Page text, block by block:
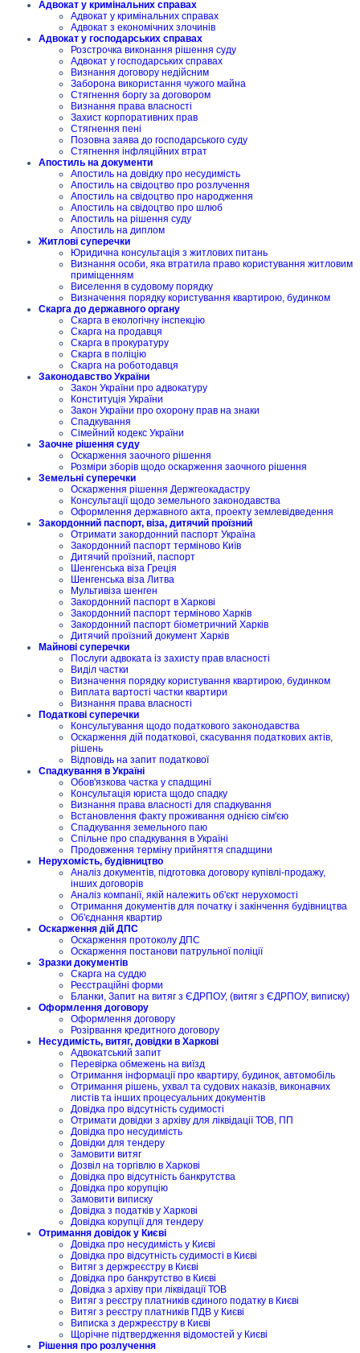
Адвокат у кримінальних справах
Адвокат у кримінальних справах
Адвокат з економічних злочинів
Адвокат у господарських справах
Розстрочка виконання рішення суду
Адвокат у господарських справах
Визнання договору недійсним
Заборона використання чужого майна
Стягнення боргу за договором
Визнання права власності
Захист корпоративних прав
Стягнення пені
Позовна заява до господарського суду
Стягнення інфляційних втрат
Апостиль на документи
Апостиль на довідку про несудимість
Апостиль на свідоцтво про розлучення
Апостиль на свідоцтво про народження
Апостиль на свідоцтво про шлюб
Апостиль на рішення суду
Апостиль на диплом
Житлові суперечки
Юридична консультація з житлових питань
Визнання особи, яка втратила право користування житловим
приміщенням
Виселення в судовому порядку
Визначення порядку користування квартирою, будинком
Скарга до державного органу
Скарга в екологічну інспекцію
Скарга на продавця
Скарга в прокуратуру
Скарга в поліцію
Скарга на роботодавця
Законодавство України
Закон України про адвокатуру
Конституція України
Закон України про охорону прав на знаки
Спадкування
Сімейний кодекс України
Заочне рішення суду
Оскарження заочного рішення
Розміри зборів щодо оскарження заочного рішення
Земельні суперечки
Оскарження рішення Держгеокадастру
Консультації щодо земельного законодавства
Оформлення державного акта, проекту землевідведення
Закордонний паспорт, віза, дитячий проїзний
Отримати закордонний паспорт Україна
Закордонний паспорт терміново Київ
Дитячий проїзний, паспорт
Шенгенська віза Греція
Шенгенська віза Литва
Мультивіза шенген
Закордонний паспорт в Харкові
Закордонний паспорт терміново Харків
Закордонний паспорт біометричний Харків
Дитячий проїзний документ Харків
Майнові суперечки
Послуги адвоката із захисту прав власності
Виділ частки
Визначення порядку користування квартирою, будинком
Виплата вартості частки квартири
Визнання права власності
Податкові суперечки
Консультування щодо податкового законодавства
Оскарження дій податкової, скасування податкових актів,
рішень
Відповідь на запит податкової
Спадкування в Україні
Обов'язкова частка у спадщині
Консультація юриста щодо спадку
Визнання права власності для спадкування
Встановлення факту проживання однією сім'єю
Спадкування земельного паю
Спільне про спадкування в Україні
Продовження терміну прийняття спадщини
Нерухомість, будівництво
Аналіз документів, підготовка договору купівлі-продажу,
інших договорів
Аналіз компанії, якій належить об'єкт нерухомості
Отримання документів для початку і закінчення будівництва
Об'єднання квартир
Оскарження дій ДПС
Оскарження протоколу ДПС
Оскарження постанови патрульної поліції
Зразки документів
Скарга на суддю
Реєстраційні форми
Бланки, Запит на витяг з ЄДРПОУ, (витяг з ЄДРПОУ, виписку)
Оформлення договору
Оформлення договору
Розірвання кредитного договору
Несудимість, витяг, довідки в Харкові
Адвокатський запит
Перевірка обмежень на виїзд
Отримання інформації про квартиру, будинок, автомобіль
Отримання рішень, ухвал та судових наказів, виконавчих
листів та інших процесуальних документів
Довідка про відсутність судимості
Отримати довідки з архіву для ліквідації ТОВ, ПП
Довідка про несудимість
Довідки для тендеру
Замовити витяг
Дозвіл на торгівлю в Харкові
Довідка про відсутність банкрутства
Довідка про корупцію
Замовити виписку
Довідка з податків у Харкові
Довідка корупції для тендеру
Отримання довідок у Києві
Довідка про несудимість у Києві
Довідка про відсутність судимості в Києві
Витяг з держреєстру в Києві
Довідка про банкрутство в Києві
Довідка з архіву при ліквідації ТОВ
Витяг з реєстру платників єдиного податку в Києві
Витяг з реєстру платників ПДВ у Києві
Виписка з держреєстру в Києві
Щорічне підтвердження відомостей у Києві
Рішення про розлучення